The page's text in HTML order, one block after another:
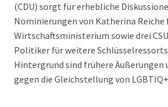
(CDU) sorgt für erhebliche
Nominierungen von Katherina Reiche
Wirtschaftsministerium sowie drei
Politiker für weitere
Hintergrund sind frühere Äußerungen
gegen die Gleichstellung von